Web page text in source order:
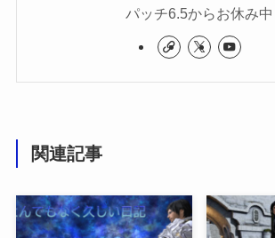
パッチ6.5からお休み中
関連記事